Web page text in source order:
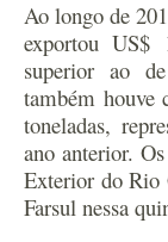
Ao longo de
exportou US$
superior ao
também houve
toneladas,
ano anterior.
Exterior do Rio
Farsul nessa